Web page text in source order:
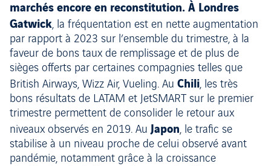
marchés encore en reconstitution. À Londres
Gatwick, la fréquentation est en nette augmentation
par rapport à 2023 sur l’ensemble du trimestre, à la
faveur de bons taux de remplissage et de plus de
sièges offerts par certaines compagnies telles que
British Airways, Wizz Air, Vueling. Au Chili, les très
bons résultats de LATAM et JetSMART sur le premier
trimestre permettent de consolider le retour aux
niveaux observés en 2019. AuJapon, le trafic se
stabilise à un niveau proche de celui observé avant
pandémie, notamment grâce à la croissance